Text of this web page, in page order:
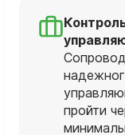
пройти